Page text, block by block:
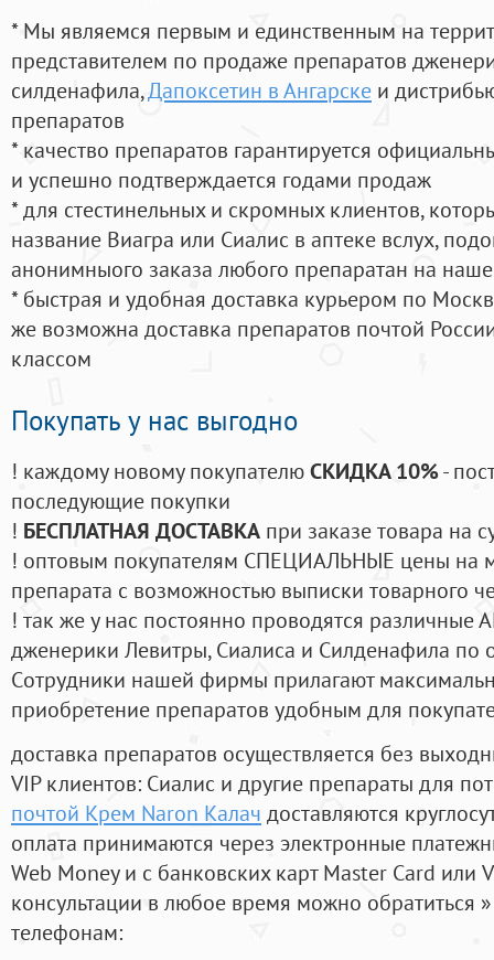
* Мы являемся первым и единственным на
представителем по продаже препаратов
силденафила,Дапоксетин в Ангарске и
препаратов
* качество препаратов гарантируется
и успешно подтверждается годами продаж
* для стестинельных и скромных клиентов,
название Виагра или Сиалис в аптеке вслух,
анонимныого заказа любого препаратан на
* быстрая и удобная доставка курьером по
же возможна доставка препаратов почтой
классом
Покупать у нас выгодно
! каждому новому покупателюСКИДКА 10%-
последующие покупки
! БЕСПЛАТНАЯ ДОСТАВКА при заказе товара на
! оптовым покупателям СПЕЦИАЛЬНЫЕ цены на
препарата с возможностью выписки товарного
! так же у нас постоянно проводятся
дженерики Левитры, Сиалиса и Силденафила по
Cотрудники нашей фирмы прилагают
приобретение препаратов удобным для
доставка препаратов осуществляется без
VIP клиентов: Сиалис и другие препараты для
почтой Крем Naron Калач доставляются
оплата принимаются через электронные
Web Money и с банковских карт Master Card или
консультации в любое время можно обратиться
телефонам: